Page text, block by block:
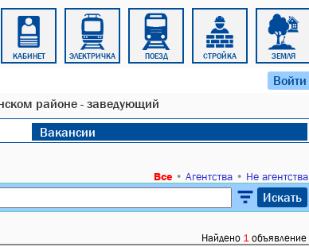
КАБИНЕТ ЭЛЕКТРИЧКА ПОЕЗД СТРОЙКА ЗЕМЛЯ
Войти
районе - заведующий
Вакансии
Все• Агентства• Не агентства
Искать
Найдено 1объявление